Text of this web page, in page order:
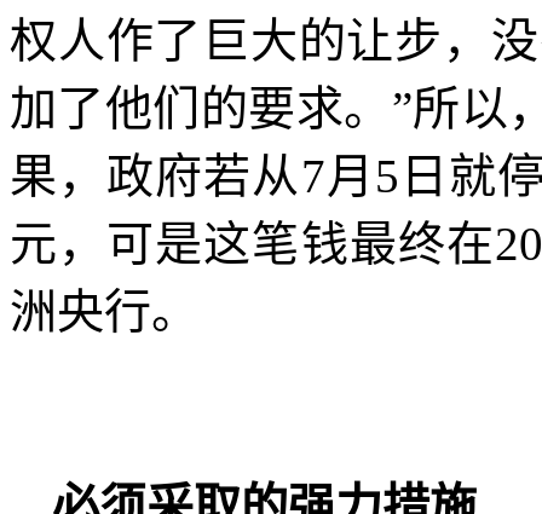
权人作了巨大的让步，
加了他们的要求。”所以
果，政府若从7月 5 日就
元，可是这笔钱最终在
洲央行。